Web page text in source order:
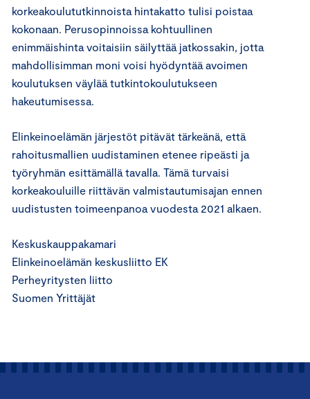
korkeakoulututkinnoista hintakatto tulisi poistaa
kokonaan. Perusopinnoissa kohtuullinen
enimmäishinta voitaisiin säilyttää jatkossakin, jotta
mahdollisimman moni voisi hyödyntää avoimen
koulutuksen väylää tutkintokoulutukseen
hakeutumisessa.
Elinkeinoelämän järjestöt pitävät tärkeänä, että
rahoitusmallien uudistaminen etenee ripeästi ja
työryhmän esittämällä tavalla. Tämä turvaisi
korkeakouluille riittävän valmistautumisajan ennen
uudistusten toimeenpanoa vuodesta 2021 alkaen.
Keskuskauppakamari
Elinkeinoelämän keskusliitto EK
Perheyritysten liitto
Suomen Yrittäjät